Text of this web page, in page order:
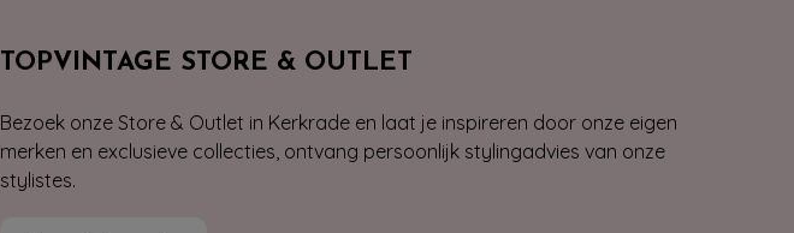
TOPVINTAGE STORE & OUTLET
Bezoek onze Store & Outlet in Kerkrade en laat je inspireren door onze eigen
merken en exclusieve collecties, ontvang persoonlijk stylingadvies van onze
stylistes.